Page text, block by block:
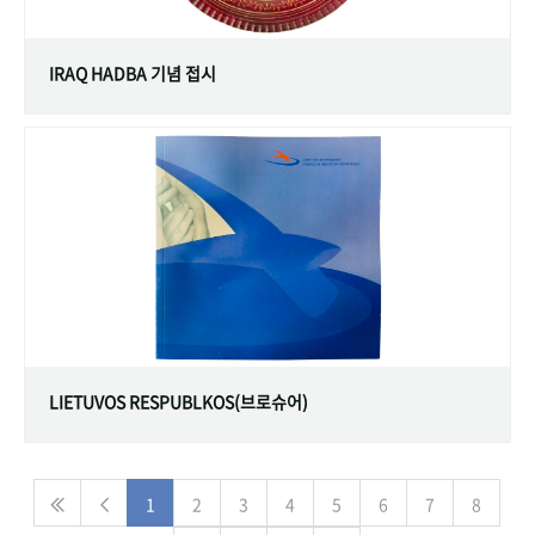
IRAQ HADBA 기념 접시
LIETUVOS RESPUBLKOS(브로슈어)
1 2 3 4 5 6 7 8